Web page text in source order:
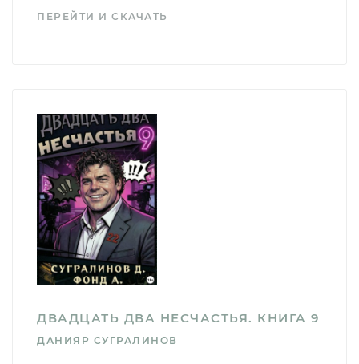
ПЕРЕЙТИ И СКАЧАТЬ
ДВАДЦАТЬ ДВА НЕСЧАСТЬЯ. КНИГА 9
ДАНИЯР СУГРАЛИНОВ